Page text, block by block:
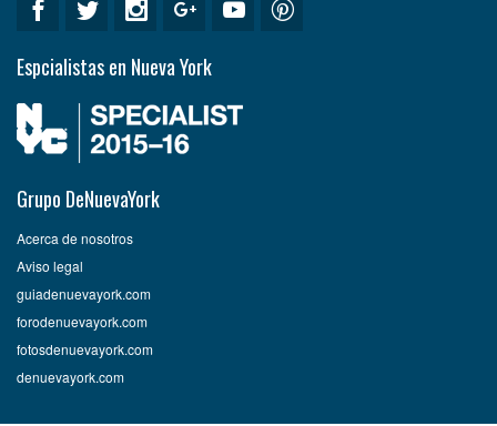
Espcialistas en Nueva York
Grupo DeNuevaYork
Acerca de nosotros
Aviso legal
guiadenuevayork.com
forodenuevayork.com
fotosdenuevayork.com
denuevayork.com